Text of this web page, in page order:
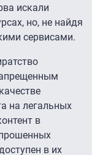
искали
но, не найдя
сервисами.
на легальных
в
в их